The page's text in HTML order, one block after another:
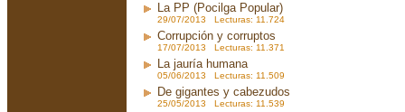
La PP (Pocilga Popular)
29/07/2013 Lecturas: 11.724
Corrupción y corruptos
17/07/2013 Lecturas: 11.371
La jauría humana
05/06/2013 Lecturas: 11.509
De gigantes y cabezudos
25/05/2013 Lecturas: 11.539